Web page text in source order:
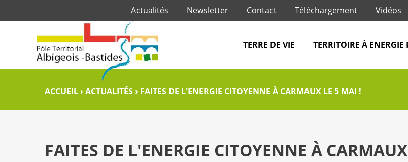
Jump to navigation
Actualités Newsletter Contact Téléchargement Vidéos
TERRE DE VIE TERRITOIRE À ENERGIE
ACCUEIL ›ACTUALITÉS › FAITES DE L'ENERGIE CITOYENNE À CARMAUX LE 5 MAI !
FAITES DE L'ENERGIE CITOYENNE À